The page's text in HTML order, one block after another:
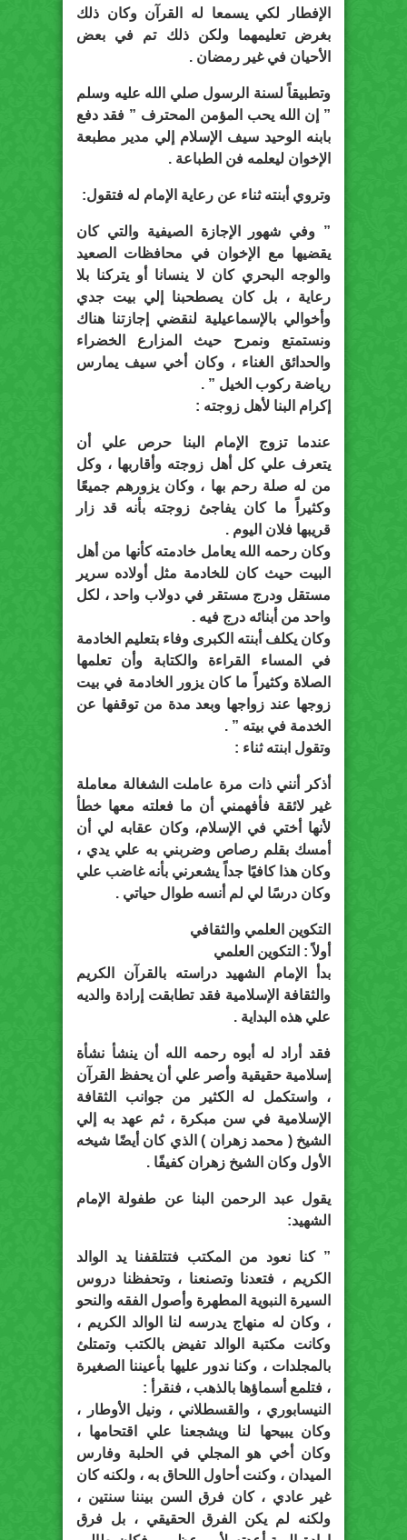
الإفطار لكي يسمعا له القرآن وكان ذلك
بغرض تعليمهما ولكن ذلك تم في بعض
الأحيان في غير رمضان .
وتطبيقاً لسنة الرسول صلي الله عليه وسلم
” إن الله يحب المؤمن المحترف ” فقد دفع
بابنه الوحيد سيف الإسلام إلي مدير مطبعة
الإخوان ليعلمه فن الطباعة .
وتروي أبنته ثناء عن رعاية الإمام له فتقول:
” وفي شهور الإجازة الصيفية والتي كان
يقضيها مع الإخوان في محافظات الصعيد
والوجه البحري كان لا ينسانا أو يتركنا بلا
رعاية ، بل كان يصطحبنا إلي بيت جدي
وأخوالي بالإسماعيلية لنقضي إجازتنا هناك
ونستمتع ونمرح حيث المزارع الخضراء
والحدائق الغناء ، وكان أخي سيف يمارس
رياضة ركوب الخيل ” .
إكرام البنا لأهل زوجته :
عندما تزوج الإمام البنا حرص علي أن
يتعرف علي كل أهل زوجته وأقاربها ، وكل
من له صلة رحم بها ، وكان يزورهم جميعًا
وكثيراً ما كان يفاجئ زوجته بأنه قد زار
قريبها فلان اليوم .
وكان رحمه الله يعامل خادمته كأنها من أهل
البيت حيث كان للخادمة مثل أولاده سرير
مستقل ودرج مستقر في دولاب واحد ، لكل
واحد من أبنائه درج فيه .
وكان يكلف أبنته الكبرى وفاء بتعليم الخادمة
في المساء القراءة والكتابة وأن تعلمها
الصلاة وكثيراً ما كان يزور الخادمة في بيت
زوجها عند زواجها وبعد مدة من توقفها عن
الخدمة في بيته ” .
وتقول ابنته ثناء :
أذكر أنني ذات مرة عاملت الشغالة معاملة
غير لائقة فأفهمني أن ما فعلته معها خطأ
لأنها أختي في الإسلام، وكان عقابه لي أن
أمسك بقلم رصاص وضربني به علي يدي ،
وكان هذا كافيًا جداً يشعرني بأنه غاضب علي
وكان درسًا لي لم أنسه طوال حياتي .
التكوين العلمي والثقافي
أولاً : التكوين العلمي
بدأ الإمام الشهيد دراسته بالقرآن الكريم
والثقافة الإسلامية فقد تطابقت إرادة والديه
علي هذه البداية .
فقد أراد له أبوه رحمه الله أن ينشأ نشأة
إسلامية حقيقية وأصر علي أن يحفظ القرآن
، واستكمل له الكثير من جوانب الثقافة
الإسلامية في سن مبكرة ، ثم عهد به إلي
الشيخ ( محمد زهران ) الذي كان أيضًا شيخه
الأول وكان الشيخ زهران كفيفًا .
يقول عبد الرحمن البنا عن طفولة الإمام
الشهيد:
” كنا نعود من المكتب فتتلقفنا يد الوالد
الكريم ، فتعدنا وتصنعنا ، وتحفظنا دروس
السيرة النبوية المطهرة وأصول الفقه والنحو
، وكان له منهاج يدرسه لنا الوالد الكريم ،
وكانت مكتبة الوالد تفيض بالكتب وتمتلئ
بالمجلدات ، وكنا ندور عليها بأعيننا الصغيرة
، فتلمع أسماؤها بالذهب ، فنقرأ :
النيسابوري ، والقسطلاني ، ونيل الأوطار ،
وكان يبيحها لنا ويشجعنا علي اقتحامها ،
وكان أخي هو المجلي في الحلبة وفارس
الميدان ، وكنت أحاول اللحاق به ، ولكنه كان
غير عادي ، كان فرق السن بيننا سنتين ،
ولكنه لم يكن الفرق الحقيقي ، بل فرق